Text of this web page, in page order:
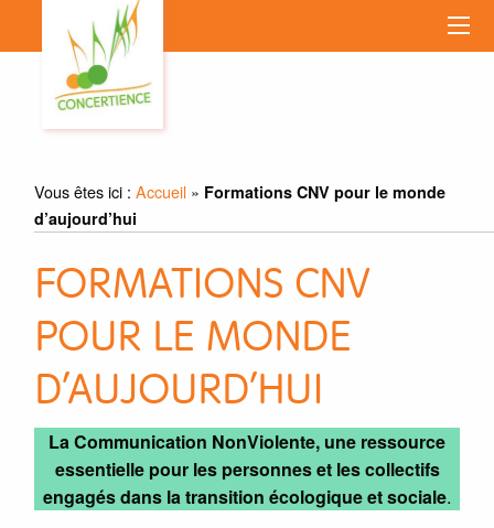
Vous êtes ici :Accueil » Formations CNV pour le monde
d’aujourd’hui
FORMATIONS CNV
POUR LE MONDE
D’AUJOURD’HUI
La Communication NonViolente, une ressource
essentielle pour les personnes et les collectifs
engagés dans la transition écologique et sociale.